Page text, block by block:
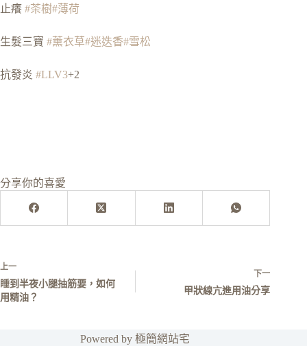
止癢 #茶樹#薄荷
生髮三寶 #薰衣草#迷迭香#雪松
抗發炎 #LLV3+2
分享你的喜愛
上一
睡到半夜小腿抽筋要，如何
用精油？
下一
甲狀線亢進用油分享
Powered by 極簡網站宅